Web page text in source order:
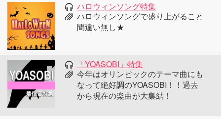
ハロウィンソング特集
ハロウィンソングで盛り上がること
間違い無し★
「YOASOBI」特集
今年はオリンピックのテーマ曲にも
なって絶好調のYOASOBI！！過去
から現在の楽曲が大集結！